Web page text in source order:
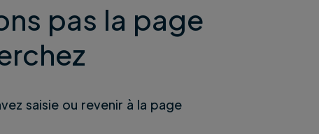
pas la page
saisie ou revenir à la page